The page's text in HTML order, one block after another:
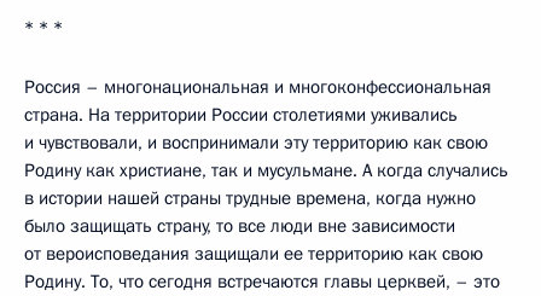
* * *
Россия – многонациональная и многоконфессиональная
страна. На территории России столетиями уживались
и чувствовали, и воспринимали эту территорию как свою
Родину как христиане, так и мусульмане. А когда случались
в истории нашей страны трудные времена, когда нужно
было защищать страну, то все люди вне зависимости
от вероисповедания защищали ее территорию как свою
Родину. То, что сегодня встречаются главы церквей, – это